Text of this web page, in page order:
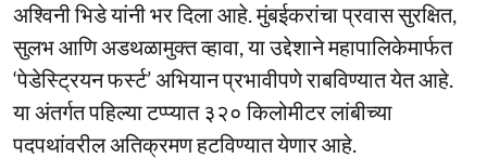
अश्विनी भिडे यांनी भर दिला आहे. मुंबईकरांचा प्रवास सुरक्षित,
सुलभ आणि अडथळामुक्त व्हावा, या उद्देशाने महापालिकेमार्फत
‘पेडेस्ट्रियन फर्स्ट’ अभियान प्रभावीपणे राबविण्यात येत आहे.
या अंतर्गत पहिल्या टप्प्यात ३२० किलोमीटर लांबीच्या
पदपथांवरील अतिक्रमण हटविण्यात येणार आहे.